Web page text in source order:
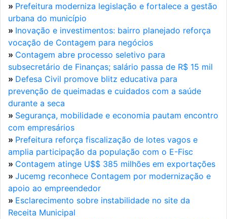
» Prefeitura moderniza legislação e fortalece a gestão
urbana do município
» Inovação e investimentos: bairro planejado reforça
vocação de Contagem para negócios
» Contagem abre processo seletivo para
subsecretário de Finanças; salário passa de R$ 15 mil
» Defesa Civil promove blitz educativa para
prevenção de queimadas e cuidados com a saúde
durante a seca
» Segurança, mobilidade e economia pautam encontro
com empresários
» Prefeitura reforça fiscalização de lotes vagos e
amplia participação da população com o E-Fisc
» Contagem atinge U$$ 385 milhões em exportações
» Jucemg reconhece Contagem por modernização e
apoio ao empreendedor
» Esclarecimento sobre instabilidade no site da
Receita Municipal